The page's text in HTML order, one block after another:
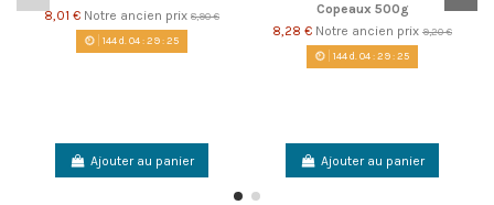
8,01 € Notre ancien prix 8,90 €
144d. 04:29:25
Ajouter au panier
Copeaux 500g
8,28 € Notre ancien prix 9,20 €
144d. 04:29:25
Ajouter au panier